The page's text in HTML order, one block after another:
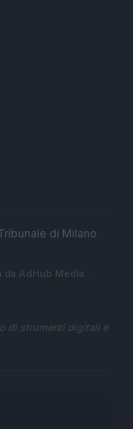
di Milano
da AdHub Media
di strumenti digitali e